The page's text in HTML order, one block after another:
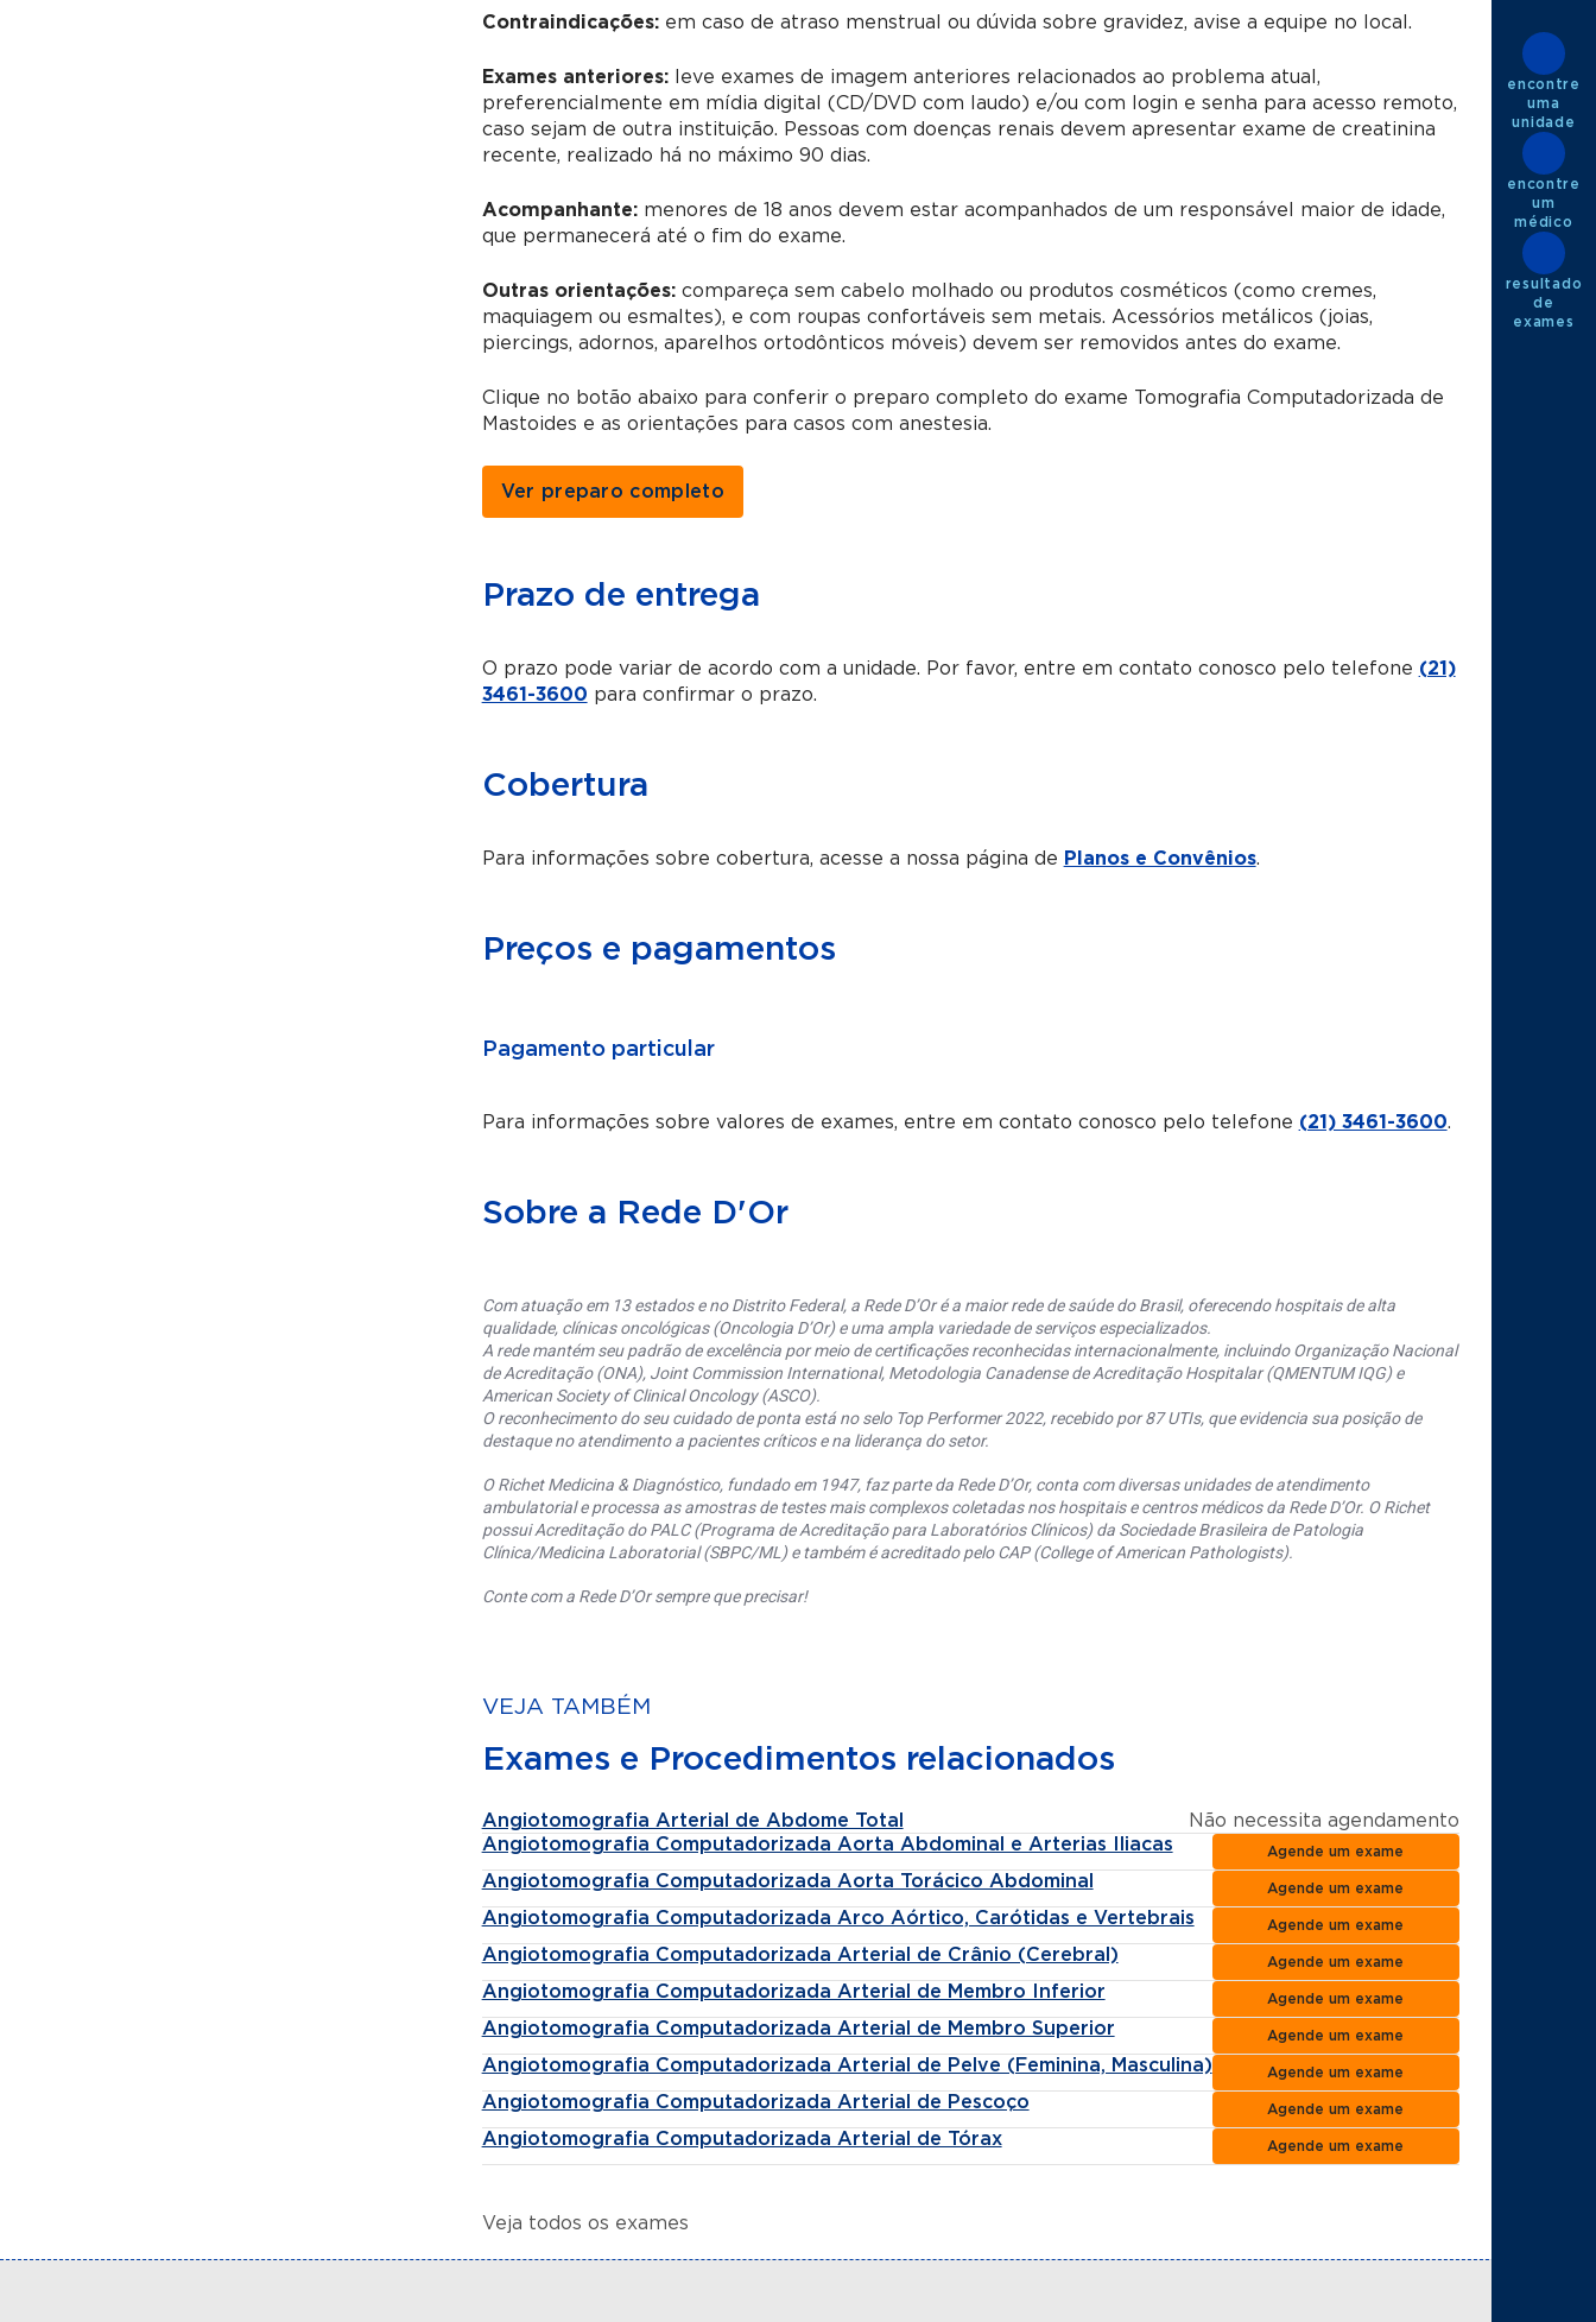
Contraindicações:em caso de atraso menstrual ou dúvida sobre gravidez, avise a equipe no local.
Exames anteriores:leve exames de imagem anteriores relacionados ao problema atual,
preferencialmente em mídia digital (CD/DVD com laudo) e/ou com login e senha para acesso remoto,
caso sejam de outra instituição. Pessoas com doenças renais devem apresentar exame de creatinina
recente, realizado há no máximo 90 dias.
Acompanhante:menores de 18 anos devem estar acompanhados de um responsável maior de idade,
que permanecerá até o fim do exame.
Outras orientações:compareça sem cabelo molhado ou produtos cosméticos (como cremes,
maquiagem ou esmaltes), e com roupas confortáveis sem metais. Acessórios metálicos (joias,
piercings, adornos, aparelhos ortodônticos móveis) devem ser removidos antes do exame.
Clique no botão abaixo para conferir o preparo completo do exame Tomografia Computadorizada de
Mastoides e as orientações para casos com anestesia.
Ver preparo completo
Prazo de entrega
O prazo pode variar de acordo com a unidade. Por favor, entre em contato conosco pelo telefone (21)
3461-3600 para confirmar o prazo.
Cobertura
Para informações sobre cobertura, acesse a nossa página de Planos e Convênios.
Preços e pagamentos
Pagamento particular
Para informações sobre valores de exames, entre em contato conosco pelo telefone (21) 3461-3600.
Sobre a Rede D'Or
Com atuação em 13 estados e no Distrito Federal, a Rede D’Or é a maior rede de saúde do Brasil, oferecendo hospitais de alta
qualidade, clínicas oncológicas (Oncologia D’Or) e uma ampla variedade de serviços especializados.
A rede mantém seu padrão de excelência por meio de certificações reconhecidas internacionalmente, incluindo Organização Nacional
de Acreditação (ONA), Joint Commission International, Metodologia Canadense de Acreditação Hospitalar (QMENTUM IQG) e
American Society of Clinical Oncology (ASCO).
O reconhecimento do seu cuidado de ponta está no selo Top Performer 2022, recebido por 87 UTIs, que evidencia sua posição de
destaque no atendimento a pacientes críticos e na liderança do setor.
O Richet Medicina & Diagnóstico, fundado em 1947, faz parte da Rede D’Or, conta com diversas unidades de atendimento
ambulatorial e processa as amostras de testes mais complexos coletadas nos hospitais e centros médicos da Rede D’Or. O Richet
possui Acreditação do PALC (Programa de Acreditação para Laboratórios Clínicos) da Sociedade Brasileira de Patologia
Clínica/Medicina Laboratorial (SBPC/ML) e também é acreditado pelo CAP (College of American Pathologists).
Conte com a Rede D’Or sempre que precisar!
VEJA TAMBÉM
Exames e Procedimentos relacionados
Angiotomografia Arterial de Abdome Total
Não necessita agendamento
Angiotomografia Computadorizada Aorta Abdominal e Arterias Iliacas
Agende um exame
Angiotomografia Computadorizada Aorta Torácico Abdominal Agende um exame
Angiotomografia Computadorizada Arco Aórtico, Carótidas e Vertebrais Agende um exame
Angiotomografia Computadorizada Arterial de Crânio (Cerebral) Agende um exame
Angiotomografia Computadorizada Arterial de Membro Inferior Agende um exame
Angiotomografia Computadorizada Arterial de Membro Superior Agende um exame
Angiotomografia Computadorizada Arterial de Pelve (Feminina, Masculina) Agende um exame
Angiotomografia Computadorizada Arterial de Pescoço Agende um exame
Angiotomografia Computadorizada Arterial de Tórax Agende um exame
Veja todos os exames
encontre
uma
unidade
encontre
um
médico
resultado
de
exames